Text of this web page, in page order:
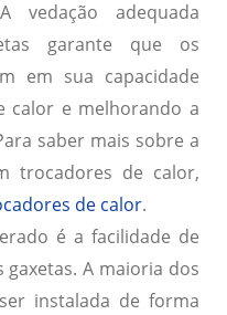
vedação adequada
garante que os
em sua capacidade
calor e melhorando a
saber mais sobre a
trocadores de calor,
de calor.
é a facilidade de
A maioria dos
instalada de forma